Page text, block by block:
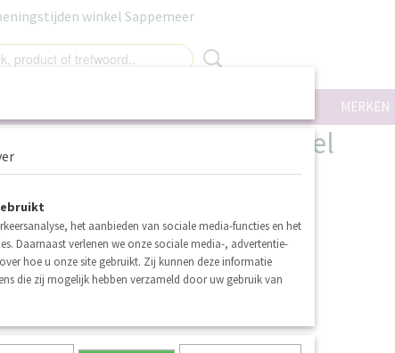
winkel Sappemeer
MERKEN
Six Wiggly Verticals Geel
Gabardine Twill -
€ 6,90 (inclusief btw 21%)
het aanbieden van sociale media-functies en het
Daarnaast verlenen we onze sociale media-, advertentie-
hoe u onze site gebruikt. Zij kunnen deze informatie
die zij mogelijk hebben verzameld door uw gebruik van